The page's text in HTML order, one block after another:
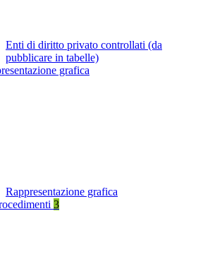
Enti di diritto privato controllati (da
pubblicare in tabelle)
grafica
Rappresentazione grafica
3